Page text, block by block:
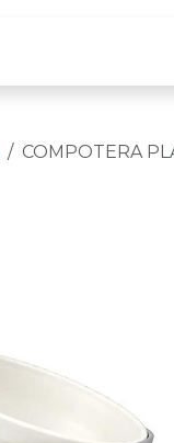
COMPOTERA